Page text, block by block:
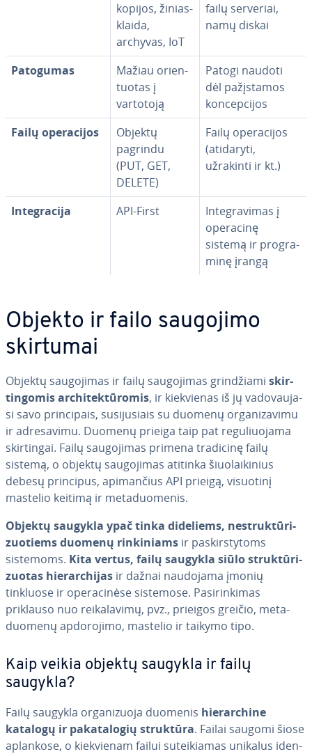
kopijos, ži­nias­
klai­da,
archyvas, IoT
failų serveriai,
namų diskai
Patogumas
Mažiau ori­en­
tuo­tas į
vartotoją
Patogi naudoti
dėl pa­žįs­ta­mos
kon­cep­ci­jos
Failų ope­ra­ci­jos
Objektų
pagrindu
(PUT, GET,
DELETE)
Failų ope­ra­ci­jos
(atidaryti,
užrakinti ir kt.)
In­te­g­ra­ci­ja API-First
In­te­g­ra­vi­mas į
operacinę
sistemą ir prog­ra­
mi­nę įrangą
Objekto ir failo saugojimo
skirtumai
Objektų sau­go­ji­mas ir failų sau­go­ji­mas grin­džia­mi skir­
tin­go­mis ar­chi­tek­tū­ro­mis, ir kiek­vie­nas iš jų va­do­vau­ja­
si savo prin­ci­pais, su­si­ju­siais su duomenų or­ga­ni­za­vi­mu
ir ad­re­sa­vi­mu. Duomenų prieiga taip pat re­gu­liuo­ja­ma
skir­tin­gai. Failų sau­go­ji­mas primena tradicinę failų
sistemą, o objektų sau­go­ji­mas atitinka šiuo­lai­ki­nius
debesų principus, ap­iman­čius API prieigą, visuotinį
mastelio keitimą ir me­ta­duo­me­nis.
Objektų saugykla ypač tinka dideliems, ne­struk­tū­ri­
zuo­tiems duomenų rin­ki­niams ir pa­skirs­ty­toms
sistemoms. Kita vertus, failų saugykla siūlo struk­tū­ri­
zuo­tas hie­rar­chi­jas ir dažnai naudojama įmonių
tinkluose ir ope­ra­ci­nė­se sistemose. Pa­si­rin­ki­mas
priklauso nuo rei­ka­la­vi­mų, pvz., prieigos greičio, me­ta­
duo­me­nų ap­do­ro­ji­mo, mastelio ir taikymo tipo.
Kaip veikia objektų saugykla ir failų
saugykla?
Failų saugykla or­ga­ni­zuo­ja duomenis hie­rar­chi­ne
katalogų ir pa­ka­ta­lo­gių struktūra. Failai saugomi šiose
aplankose, o kiek­vie­nam failui su­tei­kia­mas unikalus iden­